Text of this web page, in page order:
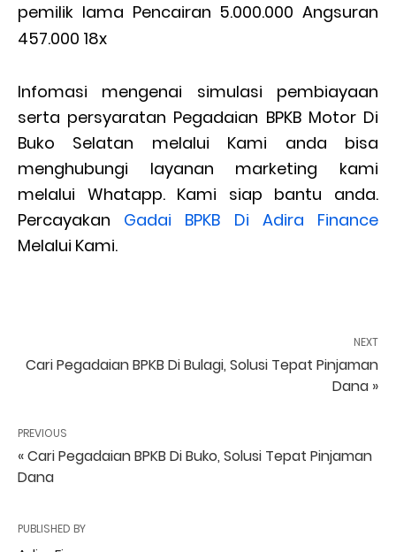
pemilik lama Pencairan 5.000.000 Angsuran
457.000 18x
Infomasi mengenai simulasi pembiayaan
serta persyaratan Pegadaian BPKB Motor Di
Buko Selatan melalui Kami anda bisa
menghubungi layanan marketing kami
melalui Whatapp. Kami siap bantu anda.
Percayakan Gadai BPKB Di Adira Finance
Melalui Kami.
NEXT
Cari Pegadaian BPKB Di Bulagi, Solusi Tepat Pinjaman
Dana »
PREVIOUS
« Cari Pegadaian BPKB Di Buko, Solusi Tepat Pinjaman
Dana
PUBLISHED BY